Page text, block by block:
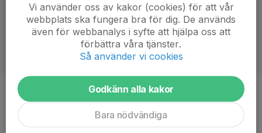
Ålder
Vi använder oss av kakor (cookies) för att vår
webbplats ska fungera bra för dig. De används
även för webbanalys i syfte att hjälpa oss att
förbättra våra tjänster.
Så använder vi cookies
Godkänn alla kakor
Bara nödvändiga